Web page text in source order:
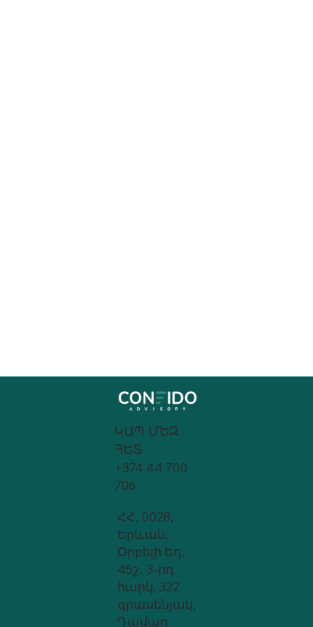
ԿԱՊ ՄԵԶ
ՀԵՏ
+374 44 700
706
ՀՀ, 0028,
Երևան,
Օրբելի Եղ․
45շ․ 3-րդ
հարկ, 322
գրասենյակ,
Դամառ